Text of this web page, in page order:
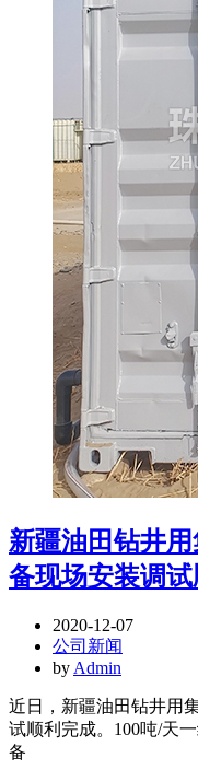
新疆油田钻井
备现场安装调
2020-12-07
公司新闻
by Admin
近日，新疆油田钻井用
试顺利完成。100吨/天
备